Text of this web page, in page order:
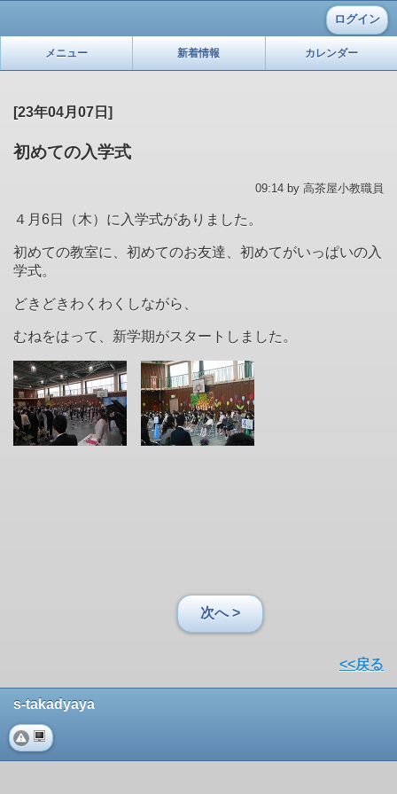
ログイン
メニュー 新着情報 カレンダー
[23年04月07日]
初めての入学式
09:14 by 高茶屋小教職員
４月 6日（木）に入学式がありました。
初めての教室に、初めてのお友達、初めてがいっぱいの入
学式。
どきどきわくわくしながら、
むねをはって、新学期がスタートしました。
次へ >
<<戻る
s-takadyaya